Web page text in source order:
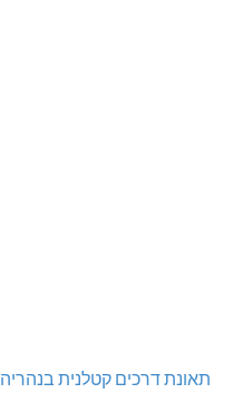
תאונת דרכים קטלנית בנהריה